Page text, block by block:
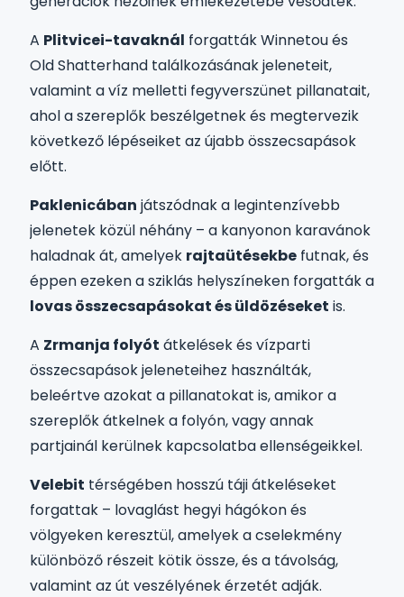
A Plitvicei-tavaknál forgatták Winnetou és
Old Shatterhand találkozásának jeleneteit,
valamint a víz melletti fegyverszünet pillanatait,
ahol a szereplők beszélgetnek és megtervezik
következő lépéseiket az újabb összecsapások
előtt.
Paklenicában játszódnak a legintenzívebb
jelenetek közül néhány – a kanyonon karavánok
haladnak át, amelyek rajtaütésekbe futnak, és
éppen ezeken a sziklás helyszíneken forgatták a
lovas összecsapásokat és üldözéseket is.
A Zrmanja folyót átkelések és vízparti
összecsapások jeleneteihez használták,
beleértve azokat a pillanatokat is, amikor a
szereplők átkelnek a folyón, vagy annak
partjainál kerülnek kapcsolatba ellenségeikkel.
Velebit térségében hosszú táji átkeléseket
forgattak – lovaglást hegyi hágókon és
völgyeken keresztül, amelyek a cselekmény
különböző részeit kötik össze, és a távolság,
valamint az út veszélyének érzetét adják.